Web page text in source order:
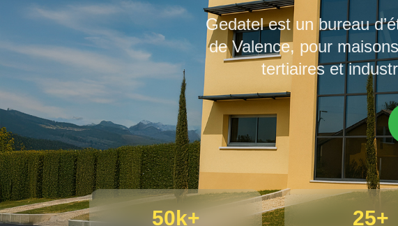
Gedatel est un bureau
de Valence, pour
tertiaires et
50k+ 25+